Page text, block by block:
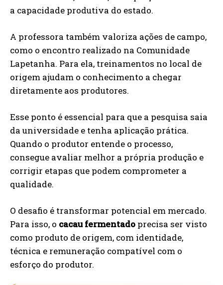
a capacidade produtiva do estado.
A professora também valoriza ações de campo,
como o encontro realizado na Comunidade
Lapetanha. Para ela, treinamentos no local de
origem ajudam o conhecimento a chegar
diretamente aos produtores.
Esse ponto é essencial para que a pesquisa saia
da universidade e tenha aplicação prática.
Quando o produtor entende o processo,
consegue avaliar melhor a própria produção e
corrigir etapas que podem comprometer a
qualidade.
O desafio é transformar potencial em mercado.
Para isso, o cacau fermentado precisa ser visto
como produto de origem, com identidade,
técnica e remuneração compatível com o
esforço do produtor.